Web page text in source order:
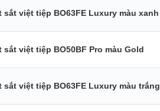
sắt việt tiệp BO63FE Luxury màu xanh
sắt việt tiệp BO50BF Pro màu Gold
sắt việt tiệp BO63FE Luxury màu trắng